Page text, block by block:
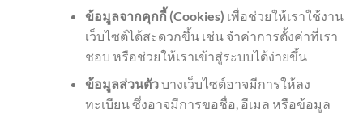
ข้อมูลจากคุกกี้ (Cookies) เพื่อช่วยให้เราใช้งาน
เว็บไซต์ได้สะดวกขึ้น เช่น จำค่าการตั้งค่าที่เรา
ชอบ หรือช่วยให้เราเข้าสู่ระบบได้ง่ายขึ้น
ข้อมูลส่วนตัวบางเว็บไซต์อาจมีการให้ลง
ทะเบียน ซึ่งอาจมีการขอชื่อ, อีเมล หรือข้อมูล